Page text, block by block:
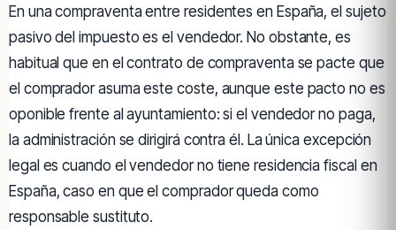
En una compraventa entre residentes en España, el sujeto
pasivo del impuesto es el vendedor. No obstante, es
habitual que en el contrato de compraventa se pacte que
el comprador asuma este coste, aunque este pacto no es
oponible frente al ayuntamiento: si el vendedor no paga,
la administración se dirigirá contra él. La única excepción
legal es cuando el vendedor no tiene residencia fiscal en
España, caso en que el comprador queda como
responsable sustituto.